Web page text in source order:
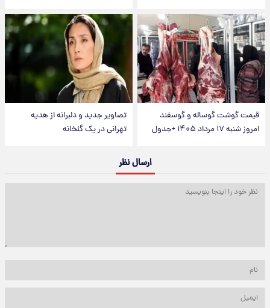
قیمت گوشت گوساله و گوسفند
امروز شنبه ۱۷ مرداد ۱۴۰۵ +جدول
تصاویر جدید و دلبرانه از هدیه
تهرانی در یک گلخانه
ارسال نظر